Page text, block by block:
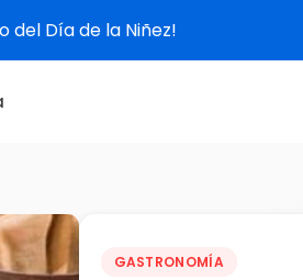
del Día de la Niñez!
GASTRONOMÍA